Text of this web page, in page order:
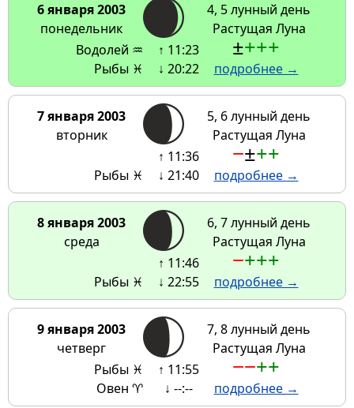
6 января 2003
понедельник
4, 5 лунный день
Растущая Луна
Водолей ♒
Рыбы ♓
↑ 11:23
↓ 20:22
±+++
подробнее →
7 января 2003
вторник
5, 6 лунный день
Растущая Луна
Рыбы ♓
↑ 11:36
↓ 21:40
−±++
подробнее →
8 января 2003
среда
6, 7 лунный день
Растущая Луна
Рыбы ♓
↑ 11:46
↓ 22:55
−+++
подробнее →
9 января 2003
четверг
7, 8 лунный день
Растущая Луна
Рыбы ♓
Овен ♈
↑ 11:55
↓ --:--
−−++
подробнее →